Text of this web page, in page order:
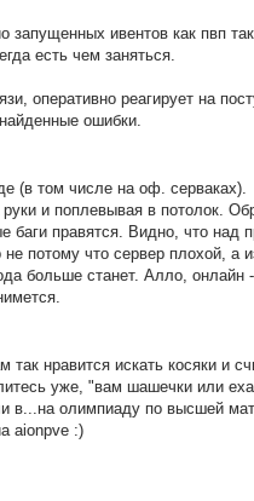
запущенных ивентов как пвп
есть чем заняться.
оперативно реагирует на
ошибки.
(в том числе на оф. серваках).
и поплевывая в потолок.
баги правятся. Видно, что над
потому что сервер плохой, а
больше станет. Алло,
так нравится искать косяки и
уже, "вам шашечки или
в...на олимпиаду по высшей
aionpve :)